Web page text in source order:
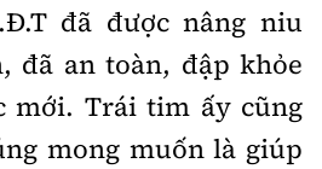
đã được nâng niu
đã an toàn, đập khỏe
mới. Trái tim ấy cũng
mong muốn là giúp